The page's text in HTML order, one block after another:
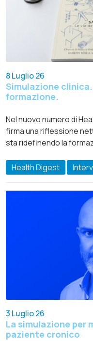
8 Luglio 26
Simulazione
formazione.
Nel nuovo numero di
firma una riflessione
sta ridefinendo la
Health Digest
3 Luglio 26
La simulazione per
paziente cronico